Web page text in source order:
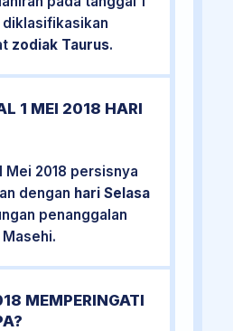
diklasifikasikan
zodiak Taurus.
1 MEI 2018 HARI
Mei 2018 persisnya
dengan hari Selasa
penanggalan
MEMPERINGATI